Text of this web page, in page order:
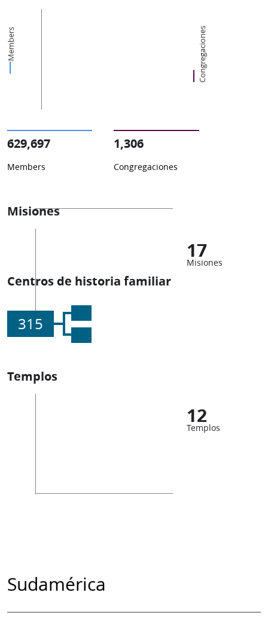
Members Congregaciones
629,697
Members
1,306
Congregaciones
Misiones
17
Misiones
Centros de historia familiar
315
Templos
12
Templos
Sudamérica